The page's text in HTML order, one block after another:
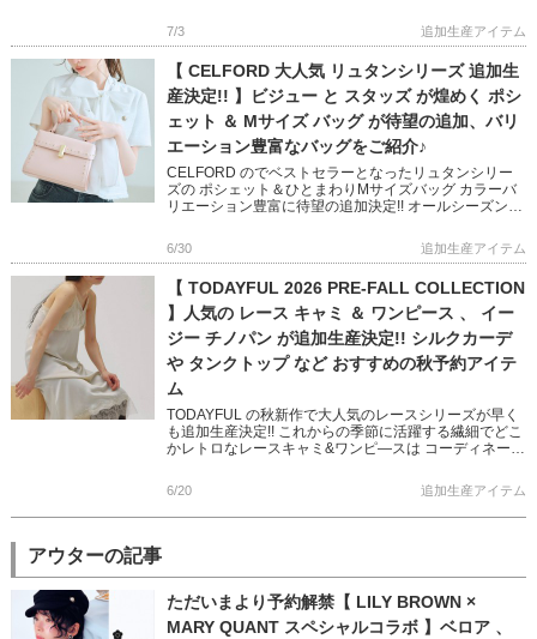
トップも予 […]
7/3 追加生産アイテム
【 CELFORD 大人気 リュタンシリーズ 追加生
産決定!! 】ビジュー と スタッズ が煌めく ポシ
ェット ＆ Mサイズ バッグ が待望の追加、バリ
エーション豊富なバッグをご紹介♪
CELFORD のでベストセラーとなったリュタンシリー
ズの ポシェット＆ひとまわりMサイズバッグ カラーバ
リエーション豊富に待望の追加決定!! オールシーズン、
マルチケ […]
6/30 追加生産アイテム
【 TODAYFUL 2026 PRE-FALL COLLECTION
】人気の レース キャミ ＆ ワンピース 、 イー
ジー チノパン が追加生産決定!! シルクカーデ
や タンクトップ など おすすめの秋予約アイテ
ム
TODAYFUL の秋新作で大人気のレースシリーズが早く
も追加生産決定!! これからの季節に活躍する繊細でどこ
かレトロなレースキャミ&ワンピ―スは コーディネート
[…]
6/20 追加生産アイテム
アウターの記事
ただいまより予約解禁【 LILY BROWN ×
MARY QUANT スペシャルコラボ 】ベロア 、